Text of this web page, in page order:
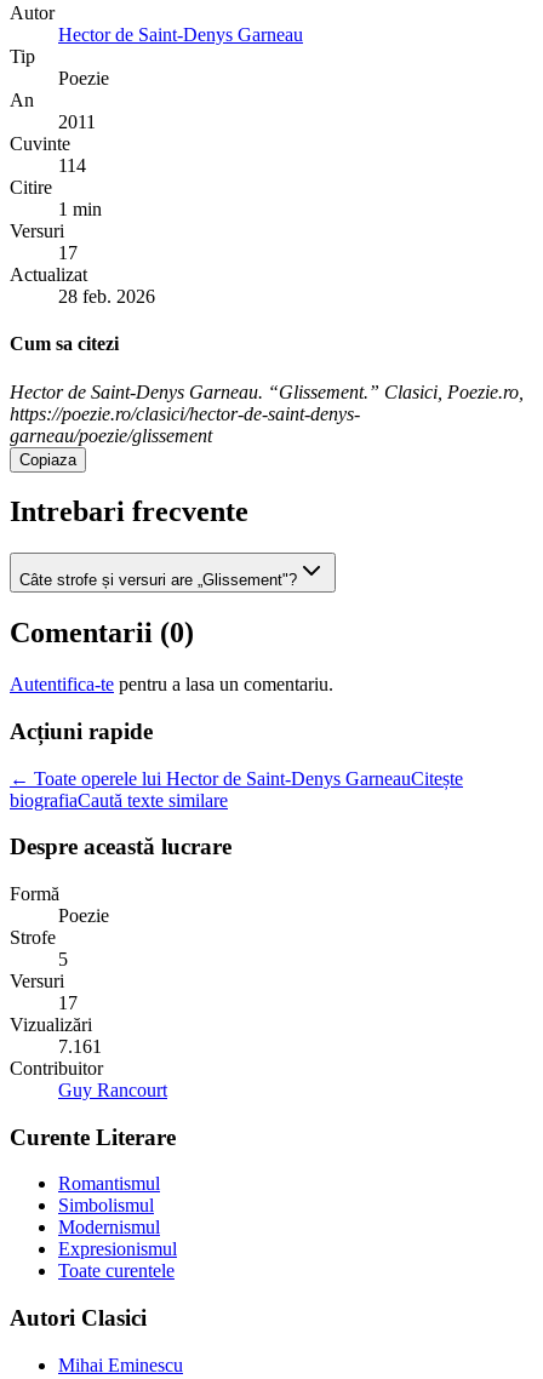
Autor
Hector de Saint-Denys Garneau
Tip
Poezie
An
2011
Cuvinte
114
Citire
1 min
Versuri
17
Actualizat
28 feb. 2026
Cum sa citezi
Hector de Saint-Denys Garneau. “Glissement.” Clasici, Poezie.ro,
https://poezie.ro/clasici/hector-de-saint-denys-
garneau/poezie/glissement
Copiaza
Intrebari frecvente
Câte strofe și versuri are „Glissement"?
Comentarii (0)
Autentifica-te pentru a lasa un comentariu.
Acțiuni rapide
← Toate operele lui Hector de Saint-Denys GarneauCitește
biografiaCaută texte similare
Despre această lucrare
Formă
Poezie
Strofe
5
Versuri
17
Vizualizări
7.161
Contribuitor
Guy Rancourt
Curente Literare
Romantismul
Simbolismul
Modernismul
Expresionismul
Toate curentele
Autori Clasici
Mihai Eminescu